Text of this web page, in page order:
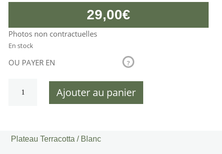
29,00€
Photos non contractuelles
En stock
OU PAYER EN ?
Blanc
Ajouter au panier
Plateau Terracotta / Blanc